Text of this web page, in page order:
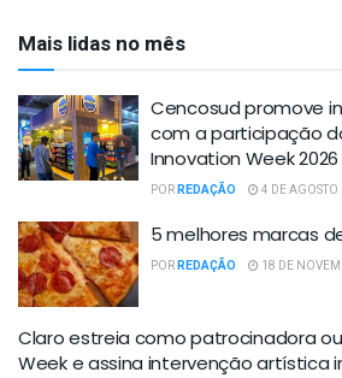
Mais lidas no mês
Cencosud promove
com a participação
Innovation Week 2026
PORREDAÇÃO 4 DE
5 melhores marcas
PORREDAÇÃO 18 DE
Claro estreia como patrocinadora
Week e assina intervenção artística